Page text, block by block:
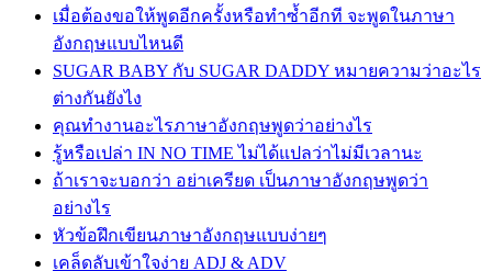
เมื่อต้องขอให้พูดอีกครั้งหรือทำซ้ำอีกที จะพูดในภาษา
อังกฤษแบบไหนดี
SUGAR BABY กับ SUGAR DADDY หมายความว่าอะไร
ต่างกันยังไง
คุณทำงานอะไรภาษาอังกฤษพูดว่าอย่างไร
รู้หรือเปล่า IN NO TIME ไม่ได้แปลว่าไม่มีเวลานะ
ถ้าเราจะบอกว่า อย่าเครียด เป็นภาษาอังกฤษพูดว่า
อย่างไร
หัวข้อฝึกเขียนภาษาอังกฤษแบบง่ายๆ
เคล็ดลับเข้าใจง่าย ADJ & ADV